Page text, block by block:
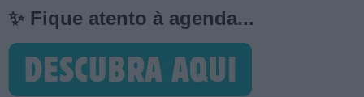
✨ Fique atento à agenda...